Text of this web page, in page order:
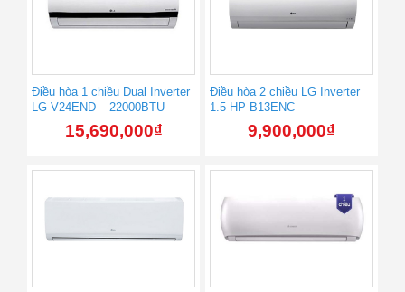
Điều hòa 1 chiều Dual Inverter
LG V24END – 22000BTU
15,690,000₫
Điều hòa 2 chiều LG Inverter
1.5 HP B13ENC
9,900,000₫